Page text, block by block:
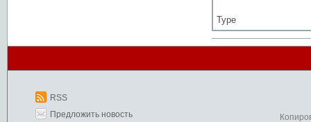
Type
RSS
Предложить новость